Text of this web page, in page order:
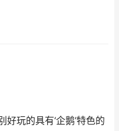
玩的具有‘企鹅’特色的